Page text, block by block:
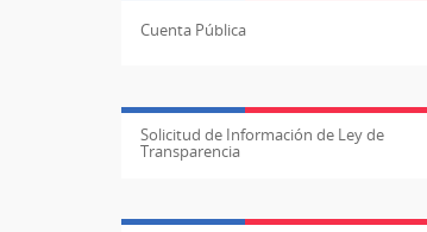
Cuenta Pública
Solicitud de Información de Ley de
Transparencia